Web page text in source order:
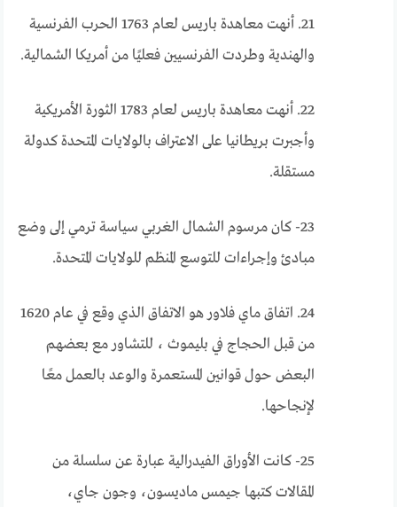
21. أنهت معاهدة باريس لعام 1763 الحرب الفرنسية
والهندية وطردت الفرنسيين فعليًا من أمريكا الشمالية.
22. أنهت معاهدة باريس لعام 1783 الثورة الأمريكية
وأجبرت بريطانيا على الاعتراف بالولايات المتحدة كدولة
مستقلة.
23- كان مرسوم الشمال الغربي سياسة ترمي إلى وضع
مبادئ وإجراءات للتوسع المنظم للولايات المتحدة.
24. اتفاق ماي فلاور هو الاتفاق الذي وقع في عام 1620
من قبل الحجاج في بليموث ، للتشاور مع بعضهم
البعض حول قوانين المستعمرة والوعد بالعمل معًا
لإنجاحها.
25- كانت الأوراق الفيدرالية عبارة عن سلسلة من
المقالات كتبها جيمس ماديسون، وجون جاي،